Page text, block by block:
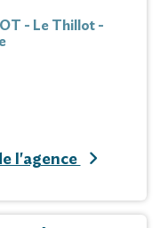
- Le Thillot -
l'agence